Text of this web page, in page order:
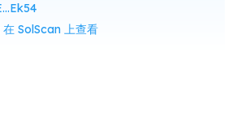
在 SolScan 上查看